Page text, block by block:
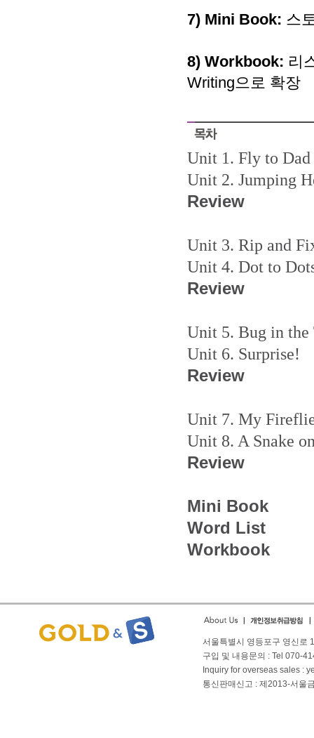
7) Mini Book: 스
8) Workbook: 리
Writing으로 확장
Unit 1. Fly to Dad
Unit 2. Jumping
Review
Unit 3. Rip and
Unit 4. Dot to
Review
Unit 5. Bug in the
Unit 6. Surprise!
Review
Unit 7. My
Unit 8. A Snake
Review
Mini Book
Word List
Workbook
서울특별시 영등포구 영신로
구입 및 내용문의 : Tel 070-
Inquiry for overseas sales :
통신판매신고 : 제2013-서울